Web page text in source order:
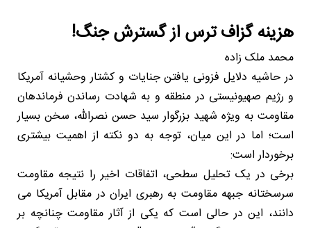
هزینه‌ گزاف ترس از گسترش جنگ!
محمد ملک زاده
در حاشیه دلایل فزونی یافتن جنایات و کشتار وحشیانه آمریکا
و رژیم صهیونیستی در منطقه و به شهادت رساندن فرماندهان
مقاومت به ویژه شهید بزرگوار سید حسن نصرالله، سخن بسیار
است؛ اما در این میان، توجه به دو نکته از اهمیت بیشتری
برخوردار است:
برخی در یک تحلیل سطحی، اتفاقات اخیر را نتیجه مقاومت
سرسختانه جبهه مقاومت به رهبری ایران در مقابل آمریکا می
دانند، این در حالی است که یکی از آثار مقاومت چنانچه بر